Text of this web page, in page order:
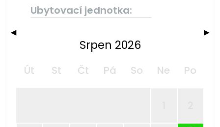
Ubytovací jednotka:
◀ ▶
Srpen 2026
Út St Čt Pá So Ne Po